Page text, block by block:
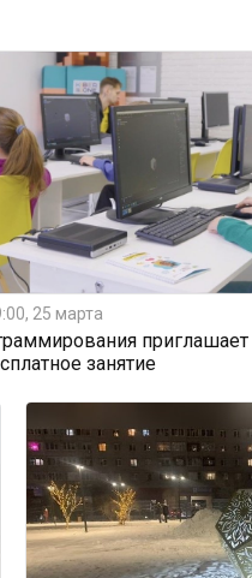
25 марта
приглашает
занятие